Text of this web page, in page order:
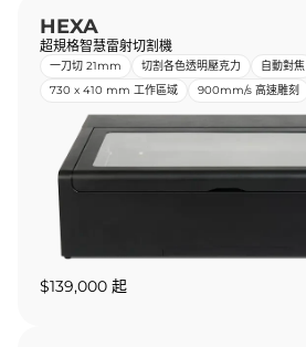
HEXA
超規格智慧雷射切割機
一刀切 21mm 切割各色透明壓克力 自動對焦
730 x 410 mm 工作區域
900mm/s 高速雕刻
$139,000 起